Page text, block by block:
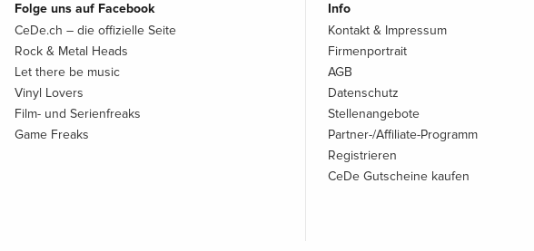
Folge uns auf Facebook
CeDe.ch – die offizielle Seite
Rock & Metal Heads
Let there be music
Vinyl Lovers
Film- und Serienfreaks
Game Freaks
Info
Kontakt & Impressum
Firmenportrait
AGB
Datenschutz
Stellenangebote
Partner-/Affiliate-Programm
Registrieren
CeDe Gutscheine kaufen